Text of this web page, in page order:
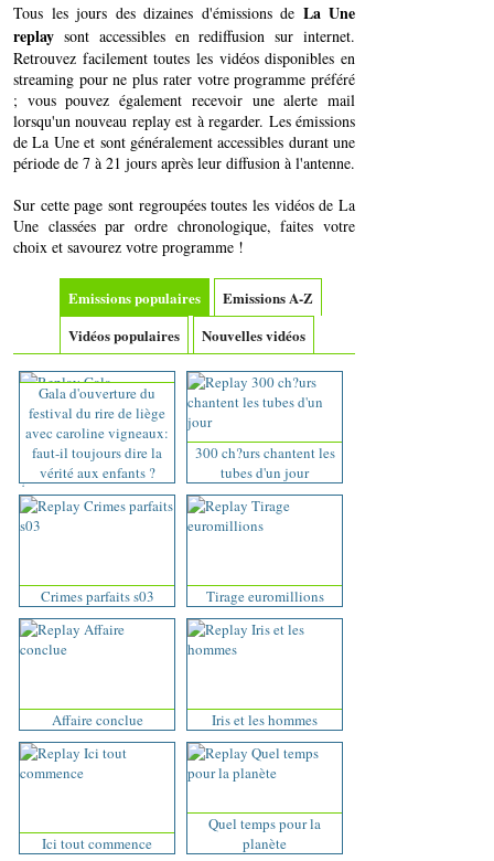
Tous les jours des dizaines d'émissions de La Une
replay sont accessibles en rediffusion sur internet.
Retrouvez facilement toutes les vidéos disponibles en
streaming pour ne plus rater votre programme préféré
; vous pouvez également recevoir une alerte mail
lorsqu'un nouveau replay est à regarder. Les émissions
de La Une et sont généralement accessibles durant une
période de 7 à 21 jours après leur diffusion à l'antenne.
Sur cette page sont regroupées toutes les vidéos de La
Une classées par ordre chronologique, faites votre
choix et savourez votre programme !
Emissions populaires
Emissions A-Z
Vidéos populaires
Nouvelles vidéos
Gala d'ouverture du
festival du rire de liège
avec caroline vigneaux:
faut-il toujours dire la
vérité aux enfants ?
300 ch?urs chantent les
tubes d'un jour
Crimes parfaits s03 Tirage euromillions
Affaire conclue Iris et les hommes
Ici tout commence
Quel temps pour la
planète